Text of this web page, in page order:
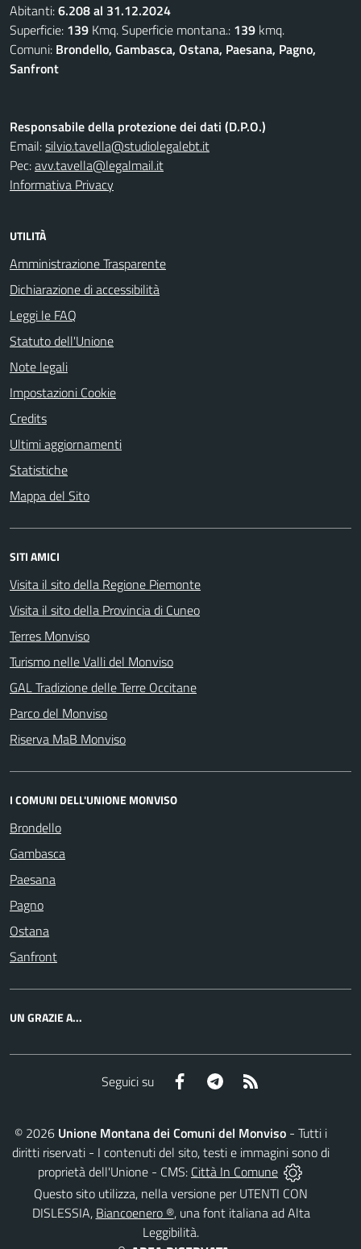
Abitanti:6.208 al 31.12.2024
Superficie: 139 Kmq. Superficie montana.: 139 kmq.
Comuni: Brondello, Gambasca, Ostana, Paesana, Pagno,
Sanfront
Responsabile della protezione dei dati (D.P.O.)
Email:silvio.tavella@studiolegalebt.it
Pec:avv.tavella@legalmail.it
Informativa Privacy
UTILITÀ
Amministrazione Trasparente
Dichiarazione di accessibilità
Leggi le FAQ
Statuto dell'Unione
Note legali
Impostazioni Cookie
Credits
Ultimi aggiornamenti
Statistiche
Mappa del Sito
SITI AMICI
Visita il sito della Regione Piemonte
Visita il sito della Provincia di Cuneo
Terres Monviso
Turismo nelle Valli del Monviso
GAL Tradizione delle Terre Occitane
Parco del Monviso
Riserva MaB Monviso
I COMUNI DELL'UNIONE MONVISO
Brondello
Gambasca
Paesana
Pagno
Ostana
Sanfront
UN GRAZIE A...
Seguici su Facebook Telegram
© 2026 Unione Montana dei Comuni del Monviso - Tutti i
diritti riservati - I contenuti del sito, testi e immagini sono di
proprietà dell'Unione - CMS: Città In Comune
Questo sito utilizza, nella versione per UTENTI CON
DISLESSIA, Biancoenero ®, una font italiana ad Alta
Leggibilità.